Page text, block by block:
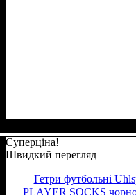
Суперціна!
Швидкий перегляд
Гетри футбольні
PLAYER SOCKS